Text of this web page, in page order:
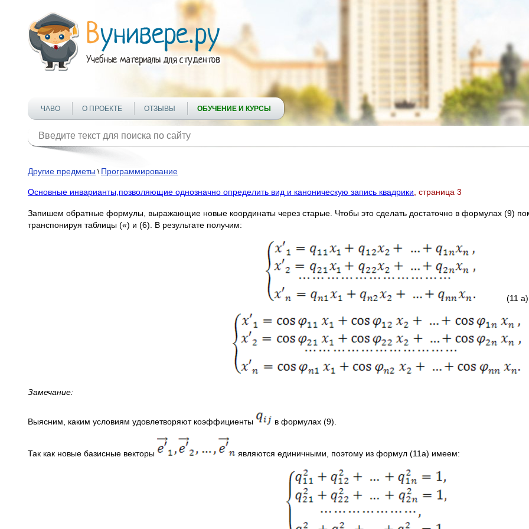
ЧАВО О ПРОЕКТЕ ОТЗЫВЫ ОБУЧЕНИЕ И КУРСЫ
Другие предметы \ Программирование
Основные инварианты,позволяющие однозначно определить вид и каноническую запись квадрики , страница 3
Запишем обратные формулы, выражающие новые координаты через старые. Чтобы это сделать достаточно в формулах (9)
транспонируя таблицы («) и (6). В результате получим:
(11 a)
Замечание:
Выясним, каким условиям удовлетворяют коэффициенты в формулах (9).
Так как новые базисные векторы являются единичными, поэтому из формул (11а) имеем: